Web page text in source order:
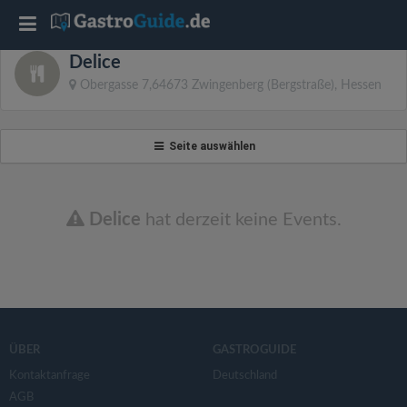
Delice
Obergasse 7,64673 Zwingenberg (Bergstraße), Hessen
Seite auswählen
Delice hat derzeit keine Events.
ÜBER
Kontaktanfrage
AGB
GASTROGUIDE
Deutschland
T
o
n